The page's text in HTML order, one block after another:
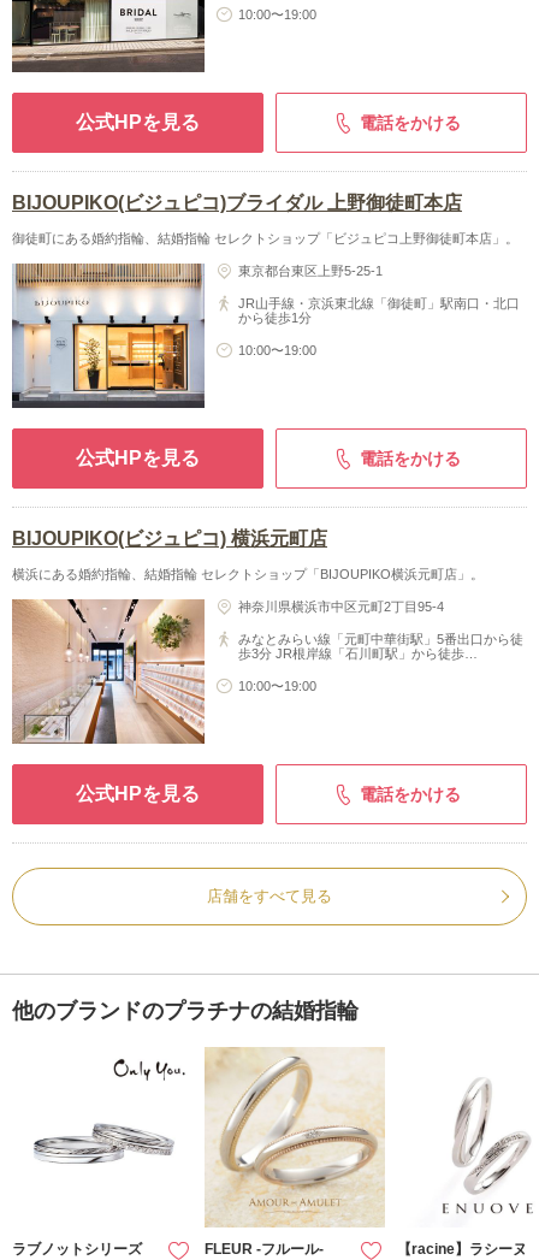
10:00〜19:00
公式HPを見る 電話をかける
BIJOUPIKO(ビジュピコ)ブライダル 上野御徒町本店
御徒町にある婚約指輪、結婚指輪 セレクトショップ「ビジュピコ上野御徒町本店」。
東京都台東区上野5-25-1
JR山手線・京浜東北線「御徒町」駅南口・北口
から徒歩1分
10:00〜19:00
公式HPを見る 電話をかける
BIJOUPIKO(ビジュピコ) 横浜元町店
横浜にある婚約指輪、結婚指輪 セレクトショップ「BIJOUPIKO横浜元町店」。
神奈川県横浜市中区元町2丁目95-4
みなとみらい線「元町中華街駅」5番出口から徒
歩3分 JR根岸線「石川町駅」から徒歩…
10:00〜19:00
公式HPを見る 電話をかける
店舗をすべて見る
他のブランドのプラチナの結婚指輪
ラブノットシリーズ
FLEUR -フルール- 【racine】ラシーヌ